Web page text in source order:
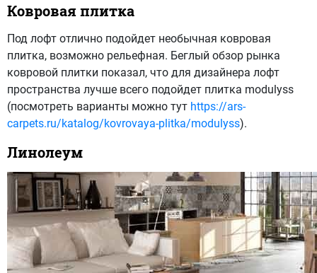
Ковровая плитка
Под лофт отлично подойдет необычная ковровая
плитка, возможно рельефная. Беглый обзор рынка
ковровой плитки показал, что для дизайнера лофт
пространства лучше всего подойдет плитка modulyss
(посмотреть варианты можно тут https://ars-
carpets.ru/katalog/kovrovaya-plitka/modulyss).
Линолеум